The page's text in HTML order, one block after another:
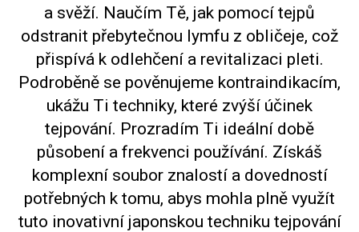
a svěží. Naučím Tě, jak pomocí tejpů
odstranit přebytečnou lymfu z obličeje, což
přispívá k odlehčení a revitalizaci pleti.
Podroběně se pověnujeme kontraindikacím,
ukážu Ti techniky, které zvýší účinek
tejpování. Prozradím Ti ideální době
působení a frekvenci používání. Získáš
komplexní soubor znalostí a dovedností
potřebných k tomu, abys mohla plně využít
tuto inovativní japonskou techniku tejpování